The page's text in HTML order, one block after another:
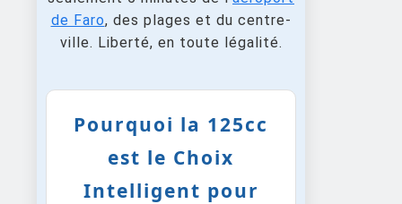
de Faro, des plages et du centre-
ville. Liberté, en toute légalité.
Pourquoi la 125cc
est le Choix
Intelligent pour